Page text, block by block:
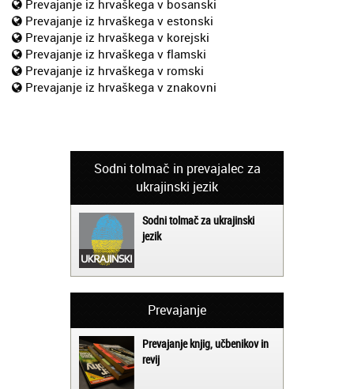
Prevajanje iz hrvaškega v bosanski
Prevajanje iz hrvaškega v estonski
Prevajanje iz hrvaškega v korejski
Prevajanje iz hrvaškega v flamski
Prevajanje iz hrvaškega v romski
Prevajanje iz hrvaškega v znakovni
Sodni tolmač in prevajalec za
ukrajinski jezik
Sodni tolmač za ukrajinski
jezik
Prevajanje
Prevajanje knjig, učbenikov in
revij